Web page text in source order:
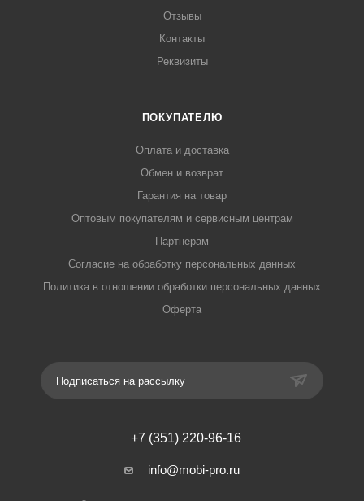
Отзывы
Контакты
Реквизиты
ПОКУПАТЕЛЮ
Оплата и доставка
Обмен и возврат
Гарантия на товар
Оптовым покупателям и сервисным центрам
Партнерам
Согласие на обработку персональных данных
Политика в отношении обработки персональных данных
Оферта
Подписаться на рассылку
+7 (351) 220-96-16
info@mobi-pro.ru